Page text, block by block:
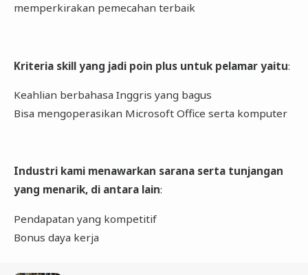
memperkirakan pemecahan terbaik
Kriteria skill yang jadi poin plus untuk pelamar yaitu:
Keahlian berbahasa Inggris yang bagus
Bisa mengoperasikan Microsoft Office serta komputer
Industri kami menawarkan sarana serta tunjangan
yang menarik, di antara lain:
Pendapatan yang kompetitif
Bonus daya kerja